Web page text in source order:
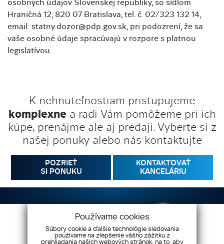
osobných údajov Slovenskej republiky, so sídlom
Hraničná 12, 820 07 Bratislava, tel. č. 02/323 132 14,
email: statny.dozor@pdp.gov.sk, pri podozrení, že sa
vaše osobné údaje spracúvajú v rozpore s platnou
legislatívou.
03.11.2020
K nehnuteľnostiam pristupujeme
komplexne a radi Vám pomôžeme pri ich
kúpe, prenájme ale aj predaji. Vyberte si z
našej ponuky alebo nás kontaktujte
POZRIEŤ
SI PONUKU
KONTAKTOVAŤ
KANCELÁRIU
Používame cookies
Súbory cookie a ďalšie technológie sledovania
používame na zlepšenie vášho zážitku z
prehliadania našich webových stránok, na to, aby